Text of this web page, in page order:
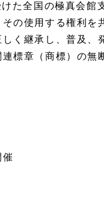
た全国の極真会館
の使用する権利を
く継承し、普及、
標章（商標）の無